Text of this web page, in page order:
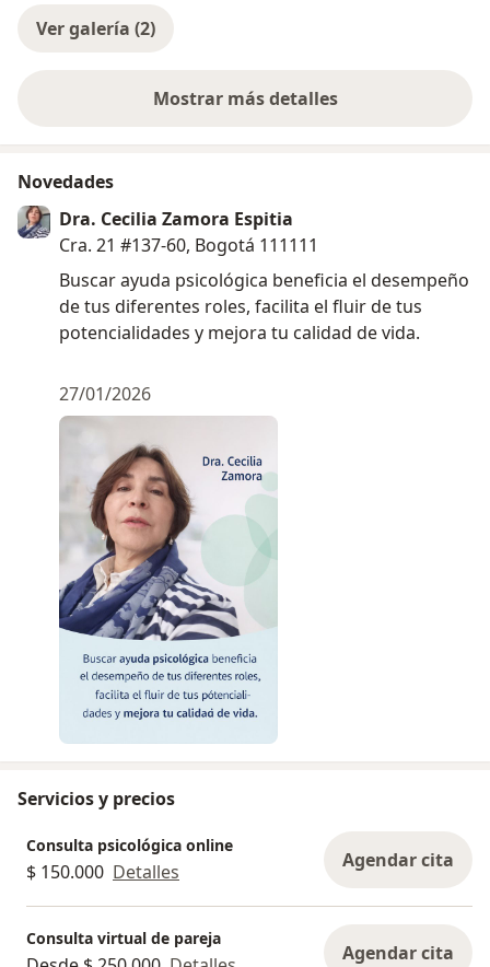
Ver galería (2)
Mostrar más detalles
sobre la experiencia
Novedades
Dra. Cecilia Zamora Espitia
Cra. 21 #137-60, Bogotá 111111
Buscar ayuda psicológica beneficia el desempeño
de tus diferentes roles, facilita el fluir de tus
potencialidades y mejora tu calidad de vida.
27/01/2026
Servicios y precios
Consulta psicológica online
$ 150.000 Detalles Agendar cita
Consulta virtual de pareja
Agendar cita